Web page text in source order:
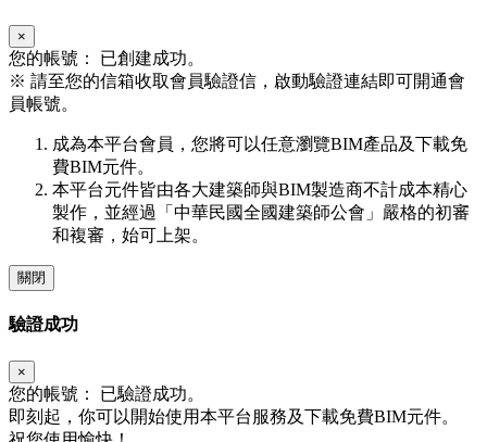
×
您的帳號：
已創建成功。
※ 請至您的信箱收取會員驗證信，啟動驗證連結即可開通會
員帳號。
成為本平台會員，您將可以任意瀏覽BIM產品及下載免
費BIM元件。
本平台元件皆由各大建築師與BIM製造商不計成本精心
製作，並經過「中華民國全國建築師公會」嚴格的初審
和複審，始可上架。
關閉
驗證成功
×
您的帳號：
已驗證成功。
即刻起，你可以開始使用本平台服務及下載免費BIM元件。